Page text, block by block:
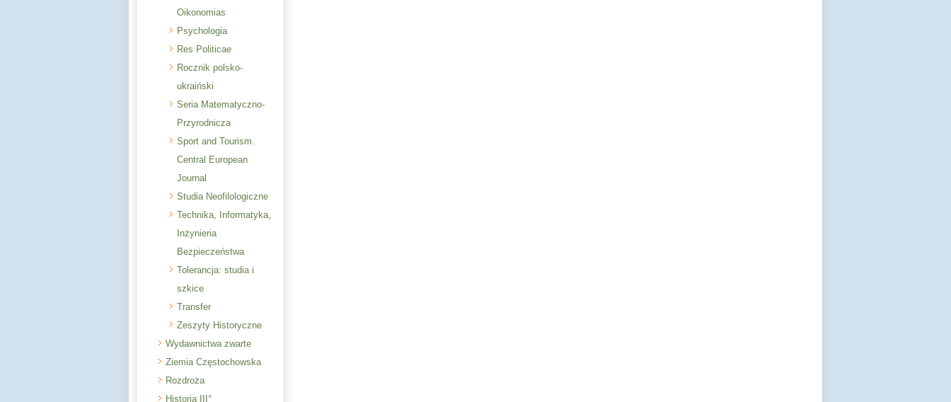
Oikonomias
Psychologia
Res Politicae
Rocznik polsko-
ukraiński
Seria Matematyczno-
Przyrodnicza
Sport and Tourism.
Central European
Journal
Studia Neofilologiczne
Technika, Informatyka,
Inżynieria
Bezpieczeństwa
Tolerancja: studia i
szkice
Transfer
Zeszyty Historyczne
Wydawnictwa zwarte
Ziemia Częstochowska
Rozdroża
Historia III°